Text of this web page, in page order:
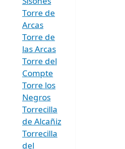
Torre de
Arcas
Torre de
las Arcas
Torre del
Compte
Torre los
Negros
Torrecilla
de Alcañiz
Torrecilla
del